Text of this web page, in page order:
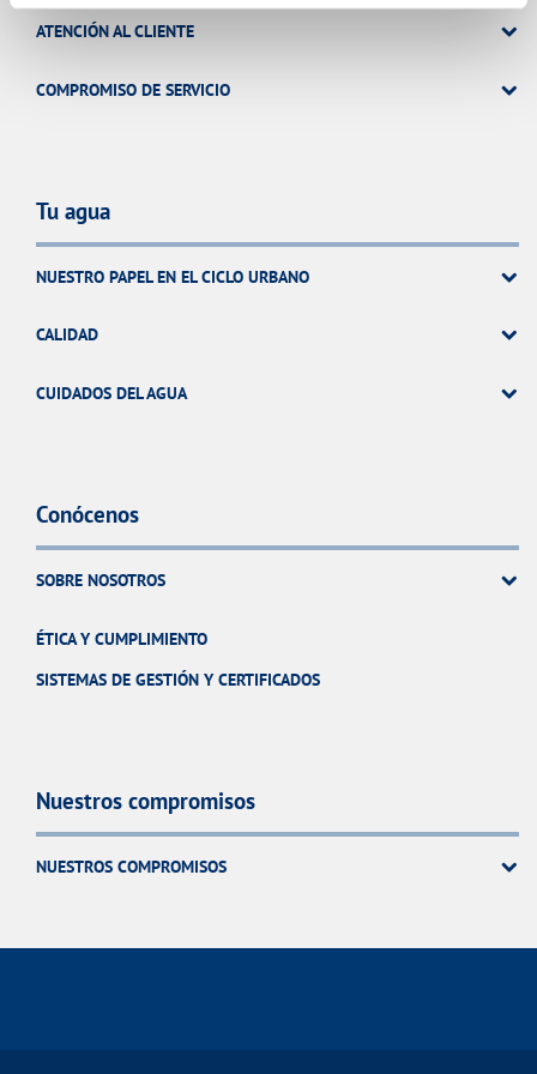
ATENCIÓN AL CLIENTE
COMPROMISO DE SERVICIO
Tu agua
NUESTRO PAPEL EN EL CICLO URBANO
CALIDAD
CUIDADOS DEL AGUA
Conócenos
SOBRE NOSOTROS
ÉTICA Y CUMPLIMIENTO
SISTEMAS DE GESTIÓN Y CERTIFICADOS
Nuestros compromisos
NUESTROS COMPROMISOS